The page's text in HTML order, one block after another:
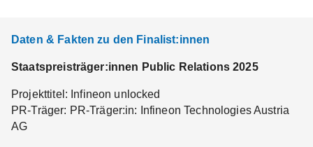
Daten & Fakten zu den Finalist:innen
Staatspreisträger:innen Public Relations 2025
Projekttitel: Infineon unlocked
PR-Träger: PR-Träger:in: Infineon Technologies Austria
AG